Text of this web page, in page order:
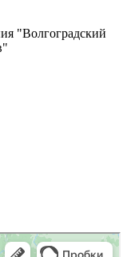
"Волгоградский